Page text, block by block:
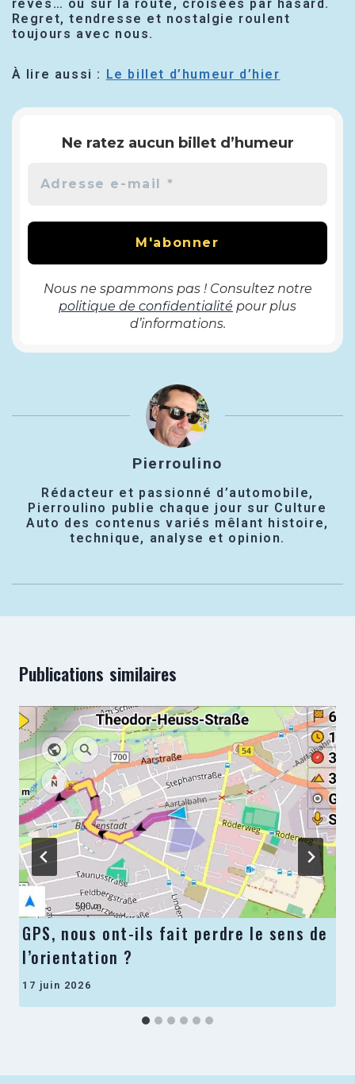
rêves… ou sur la route, croisées par hasard.
Regret, tendresse et nostalgie roulent
toujours avec nous.
À lire aussi : Le billet d’humeur d’hier
Ne ratez aucun billet d’humeur
Nous ne spammons pas ! Consultez notre
politique de confidentialité pour plus
d’informations.
Pierroulino
Rédacteur et passionné d’automobile,
Pierroulino publie chaque jour sur Culture
Auto des contenus variés mêlant histoire,
technique, analyse et opinion.
Publications similaires
GPS, nous ont-ils fait perdre le sens de
l’orientation ?
17 juin 2026